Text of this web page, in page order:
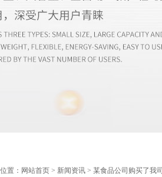
置： 网站首页 > 新闻资讯 > 某食品公司购买了我